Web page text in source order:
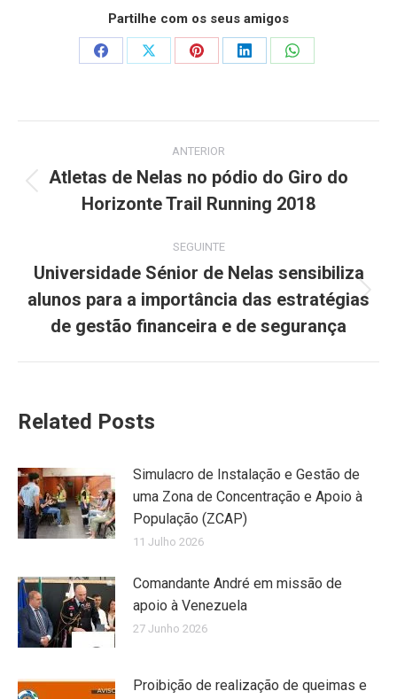
Partilhe com os seus amigos
Share
Share
Share
Share
Share
navigation
ANTERIOR
Previous
post:
Atletas de Nelas no pódio do Giro do
Horizonte Trail Running 2018
SEGUINTE
Next
post:
Universidade Sénior de Nelas sensibiliza
alunos para a importância das estratégias
de gestão financeira e de segurança
Related Posts
Simulacro de Instalação e Gestão de
uma Zona de Concentração e Apoio à
População (ZCAP)
11 Julho 2026
Comandante André em missão de
apoio à Venezuela
27 Junho 2026
Proibição de realização de queimas e